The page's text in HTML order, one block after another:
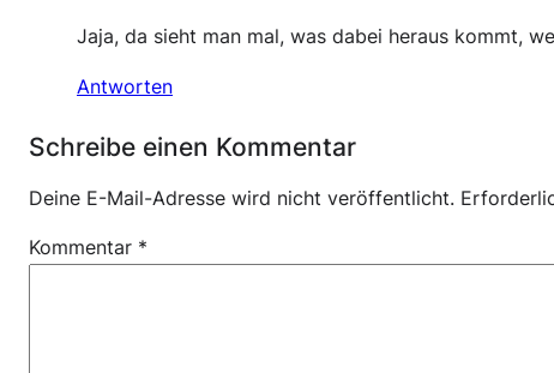
Jaja, da sieht man mal, was dabei heraus kommt,
Antworten
Schreibe einen Kommentar
Deine E-Mail-Adresse wird nicht veröffentlicht.
Kommentar *